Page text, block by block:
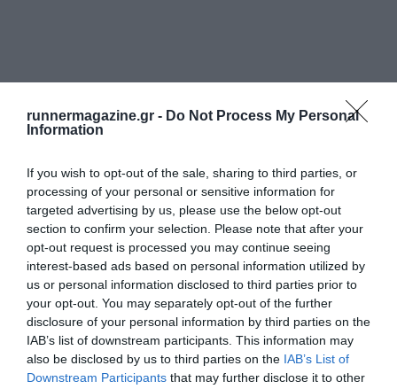
runnermagazine.gr - Do Not Process My Personal
Information
If you wish to opt-out of the sale, sharing to third parties, or
processing of your personal or sensitive information for
targeted advertising by us, please use the below opt-out
section to confirm your selection. Please note that after your
opt-out request is processed you may continue seeing
interest-based ads based on personal information utilized by
us or personal information disclosed to third parties prior to
your opt-out. You may separately opt-out of the further
disclosure of your personal information by third parties on the
IAB’s list of downstream participants. This information may
also be disclosed by us to third parties on the IAB’s List of
Downstream Participants that may further disclose it to other